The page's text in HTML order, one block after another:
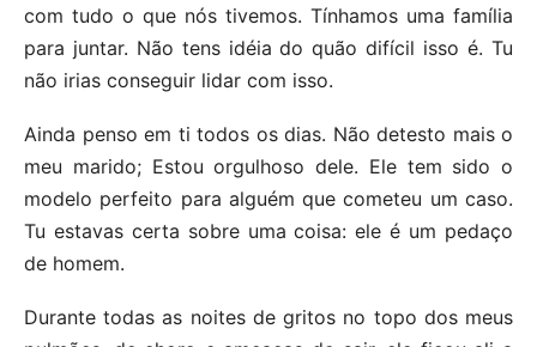
com tudo o que nós tivemos. Tínhamos uma família
para juntar. Não tens idéia do quão difícil isso é. Tu
não irias conseguir lidar com isso.
Ainda penso em ti todos os dias. Não detesto mais o
meu marido; Estou orgulhoso dele. Ele tem sido o
modelo perfeito para alguém que cometeu um caso.
Tu estavas certa sobre uma coisa: ele é um pedaço
de homem.
Durante todas as noites de gritos no topo dos meus